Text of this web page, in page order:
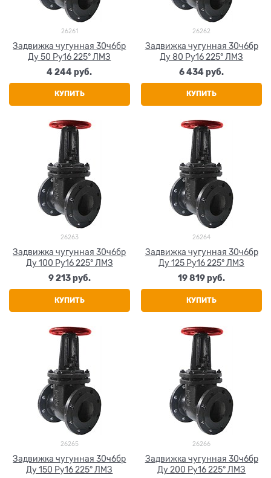
26261
Задвижка чугунная 30ч6бр
Ду 50 Ру16 225° ЛМЗ
4 244 руб.
КУПИТЬ
26262
Задвижка чугунная 30ч6бр
Ду 80 Ру16 225° ЛМЗ
6 434 руб.
КУПИТЬ
26263
Задвижка чугунная 30ч6бр
Ду 100 Ру16 225° ЛМЗ
9 213 руб.
КУПИТЬ
26264
Задвижка чугунная 30ч6бр
Ду 125 Ру16 225° ЛМЗ
19 819 руб.
КУПИТЬ
26265
Задвижка чугунная 30ч6бр
Ду 150 Ру16 225° ЛМЗ
26266
Задвижка чугунная 30ч6бр
Ду 200 Ру16 225° ЛМЗ